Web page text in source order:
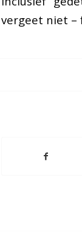
vergeet niet –